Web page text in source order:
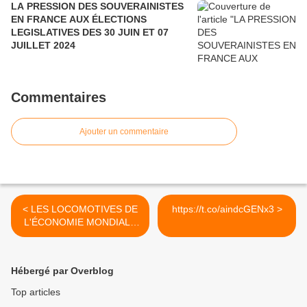
LA PRESSION DES SOUVERAINISTES
EN FRANCE AUX ÉLECTIONS
LEGISLATIVES DES 30 JUIN ET 07
JUILLET 2024
Commentaires
Ajouter un commentaire
< LES LOCOMOTIVES DE
L'ÉCONOMIE MONDIALE
EN 2017
https://t.co/aindcGENx3 >
Hébergé par Overblog
Top articles